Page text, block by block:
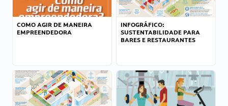
COMO AGIR DE MANEIRA
EMPREENDEDORA
INFOGRÁFICO:
SUSTENTABILIDADE PARA
BARES E RESTAURANTES